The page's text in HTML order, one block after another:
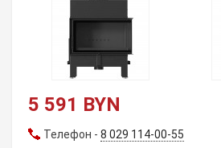
5 591 BYN
Телефон - 8 029 114-00-55